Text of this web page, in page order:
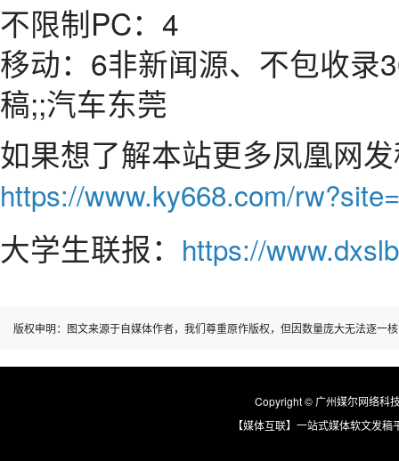
不限制PC：4
移动：6非新闻源、不包收录
稿;;汽车东莞
如果想了解本站更多凤凰网
https://www.ky668.com/
大学生联报： https://
版权申明：图文来源于自媒体作者，我们尊重原作版权，但因数量庞大无法逐一
Copyright © 广州媒尔网络科
【媒体互联】一站式媒体软文发